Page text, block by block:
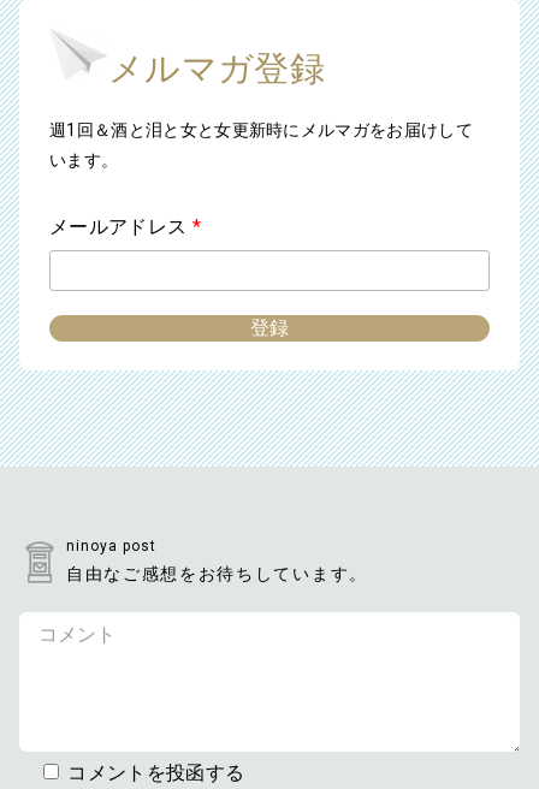
メルマガ登録
週1回＆酒と泪と女と女更新時にメルマガをお届けして
います。
メールアドレス *
ninoya post
自由なご感想をお待ちしています。
コメントを投函する